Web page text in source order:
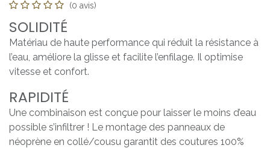
(0 avis)
SOLIDITÉ
Matériau de haute performance qui réduit la résistance à
l’eau, améliore la glisse et facilite l’enfilage. Il optimise
vitesse et confort.
RAPIDITÉ
Une combinaison est conçue pour laisser le moins d’eau
possible s’infiltrer ! Le montage des panneaux de
néoprène en collé/cousu garantit des coutures 100%